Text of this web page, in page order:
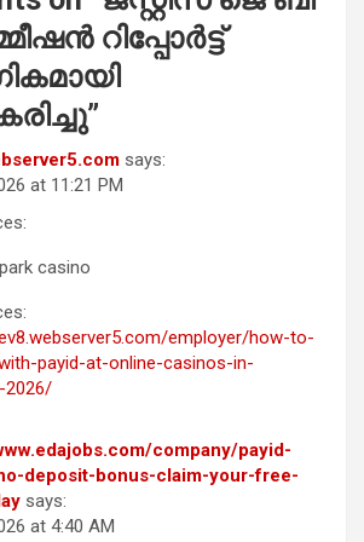
റിപ്പോർട്ട്
”
says:
at 11:21 PM
casino
employer/how-to-
payid-at-online-casinos-in-
2026/
company/payid-
deposit-bonus-claim-your-free-
says:
at 4:40 AM